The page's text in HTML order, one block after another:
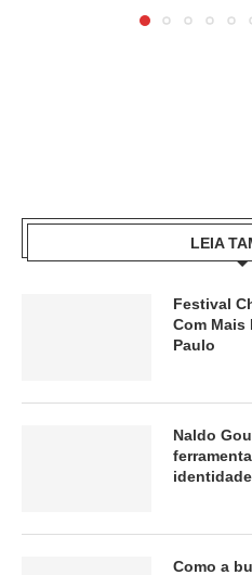
LEIA
Festival
Com Mais
Paulo
Naldo
Como a